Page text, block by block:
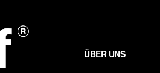
ÜBER UNS